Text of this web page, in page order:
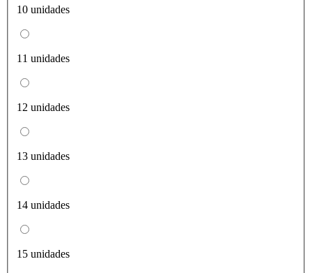
10 unidades
11 unidades
12 unidades
13 unidades
14 unidades
15 unidades